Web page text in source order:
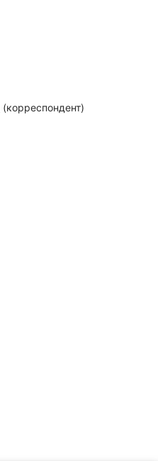
(корреспондент)